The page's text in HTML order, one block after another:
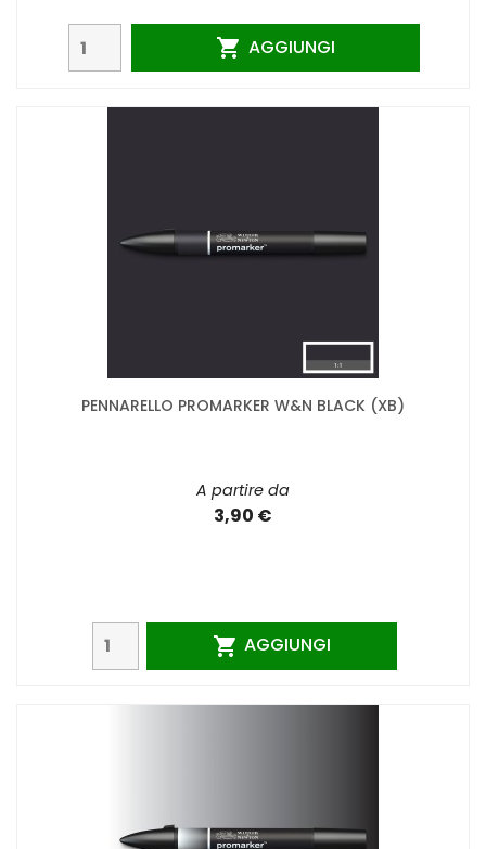
 AGGIUNGI
PENNARELLO PROMARKER W&N BLACK (XB)
A partire da
3,90 €
 AGGIUNGI